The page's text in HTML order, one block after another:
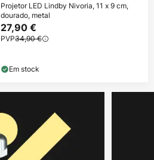
Projetor LED Lindby Nivoria, 11 x 9 cm,
dourado, metal
27,90 €
PVP34,90 €
Em stock